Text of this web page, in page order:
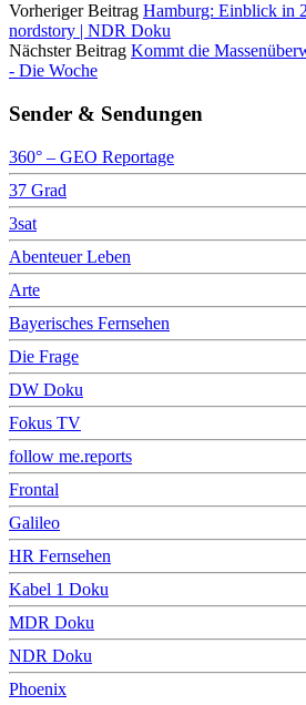
Vorheriger Beitrag Hamburg: Einblick in
nordstory | NDR Doku
Nächster Beitrag Kommt die
- Die Woche
Sender & Sendungen
360° – GEO Reportage
37 Grad
3sat
Abenteuer Leben
Arte
Bayerisches Fernsehen
Die Frage
DW Doku
Fokus TV
follow me.reports
Frontal
Galileo
HR Fernsehen
Kabel 1 Doku
MDR Doku
NDR Doku
Phoenix